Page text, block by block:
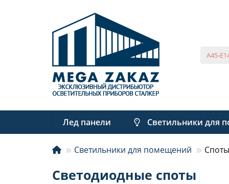
Лед панели Светильники для
Светильники для помещений Споты
Светодиодные споты